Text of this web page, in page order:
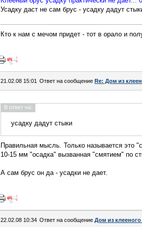
Усадку даст не сам брус - усадку дадут
Кто к нам с мечом придет - тот в орало и
21.02.08 15:01 Ответ на сообщение Re: Дом из
В ответ на:
усадку дадут стыки
Правильная мысль. Только называется это
10-15 мм "осадка" вызванная "смятием" по
А сам брус он да - усадки не дает.
22.02.08 10:34 Ответ на сообщение Дом из клееного